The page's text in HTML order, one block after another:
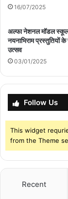
16/07/2025
अल्फा नेशनल मॉडल स्कूल
नयनाभिराम प्रस्तुतियों के
उत्सव
03/01/2025
Follow Us
This widget
from the Theme
Recent